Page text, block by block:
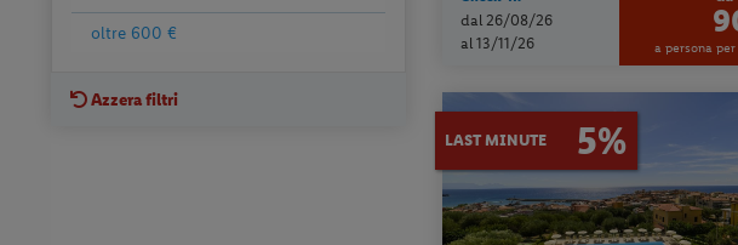
oltre 600 €
Azzera filtri
dal 26/08/26
al 13/11/26
a persona
LAST MINUTE 5%